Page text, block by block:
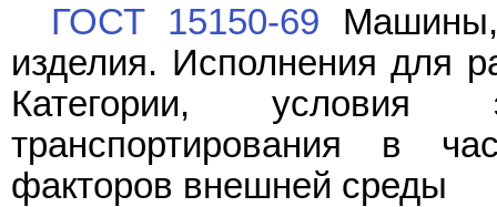
ГОСТ 15150-69 Машины,
изделия. Исполнения для
Категории, условия
транспортирования в
факторов внешней среды